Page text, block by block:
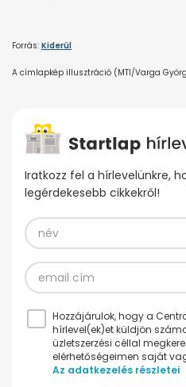
Forrás: Kiderül
A címlapkép illusztráció (MTI/Varga
Iratkozz fel a hírlevelünkre,
legérdekesebb cikkekről!
Hozzájárulok, hogy a
hírlevel(ek)et küldjön
üzletszerzési céllal
elérhetőségeimen saját
Az adatkezelés részletei